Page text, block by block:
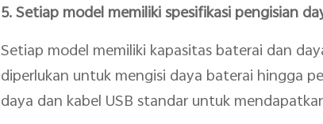
5. Setiap model memiliki spesifikasi pengisian
Setiap model memiliki kapasitas baterai dan
diperlukan untuk mengisi daya baterai hingga
daya dan kabel USB standar untuk